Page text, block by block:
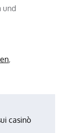
und
,
casinò